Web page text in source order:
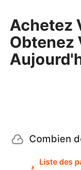
Achetez
Obtenez
Combien
Liste des